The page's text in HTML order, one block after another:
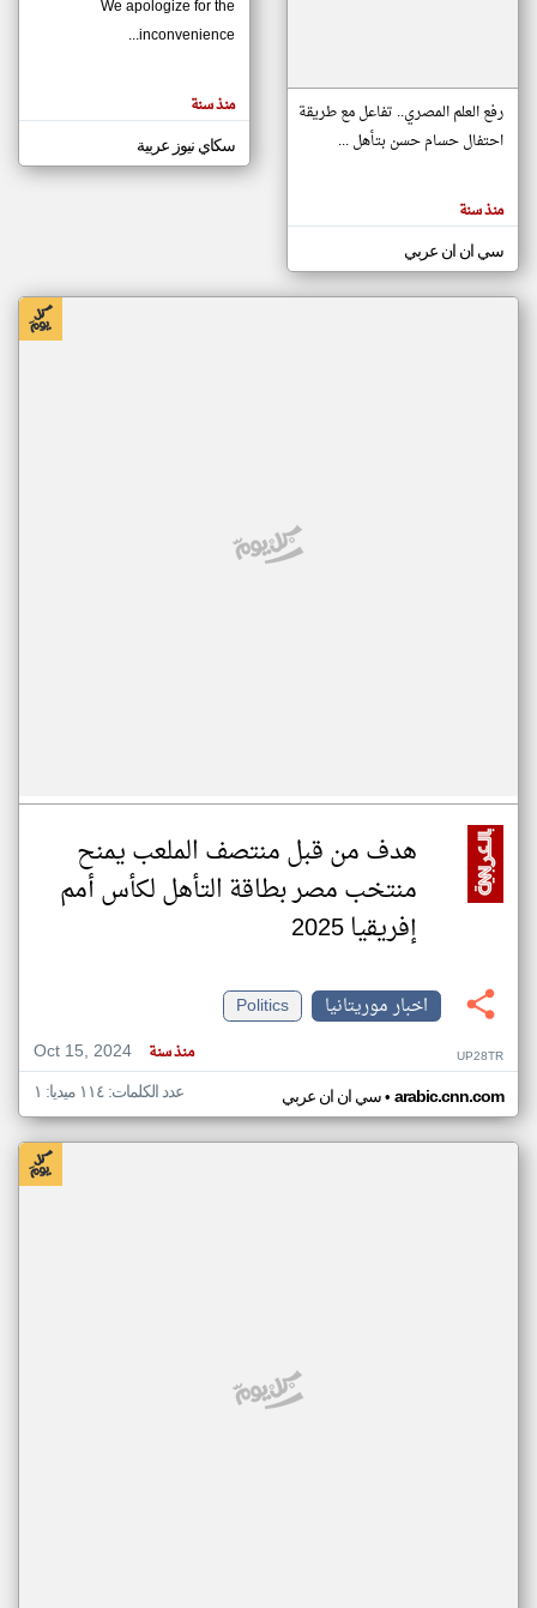
مصادر الأخبار من موريتانيا
اخبار موريتانيا على مدار الساعة
أهم اخبار موريتانيا العاجلة والمباشرة
المقالات
الموجوده
هنا عن
رفع العلم المصري.. تفاعل مع طريقة
احتفال حسام حسن بتأهل ...
منذ سنة
سي ان ان عربي
We apologize for the
inconvenience...
منذ سنة
سكاي نيوز عربية
هدف من قبل منتصف الملعب يمنح
منتخب مصر بطاقة التأهل لكأس أمم
إفريقيا 2025
اخبار موريتانيا
Politics
Oct 15, 2024
منذ سنة UP28TR
سي ان ان عربي• arabic.cnn.com عدد الكلمات: ١١٤ ميديا: ١
klyoum.com